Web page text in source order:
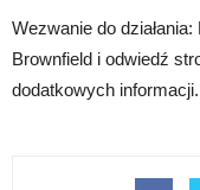
Wezwanie do
Brownfield i odwiedź
dodatkowych informacji.